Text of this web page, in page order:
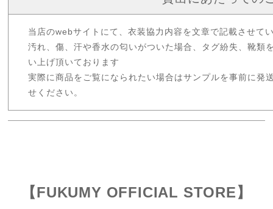
当店のwebサイトにて、衣装協力内容を文章で記載させて
汚れ、傷、汗や香水の匂いがついた場合、タグ紛失、靴類
い上げ頂いております
実際に商品をご覧になられたい場合はサンプルを事前に発
せください。
【FUKUMY OFFICIAL STORE】